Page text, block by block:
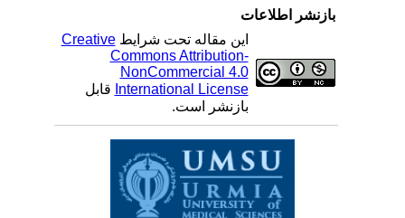
بازنشر اطلاعات
این مقاله تحت شرایطCreative
Commons Attribution-
NonCommercial 4.0
International Licenseقابل
بازنشر است.